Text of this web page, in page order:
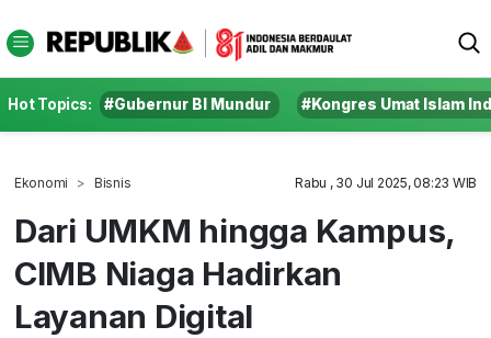
Hot Topics: #Gubernur BI Mundur #Kongres Umat Islam
Ekonomi Bisnis Rabu , 30 Jul 2025, 08:23 WIB
Dari UMKM hingga Kampus,
CIMB Niaga Hadirkan
Layanan Digital